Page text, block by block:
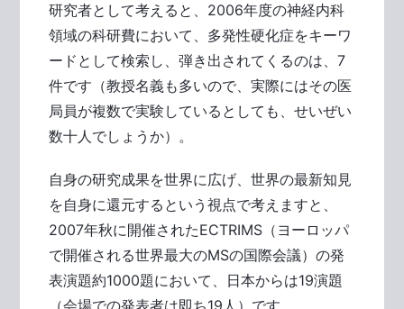
研究者として考えると、2006年度の神経内科
領域の科研費において、多発性硬化症をキーワ
ードとして検索し、弾き出されてくるのは、7
件です（教授名義も多いので、実際にはその医
局員が複数で実験しているとしても、せいぜい
数十人でしょうか）。
自身の研究成果を世界に広げ、世界の最新知見
を自身に還元するという視点で考えますと、
2007年秋に開催されたECTRIMS（ヨーロッパ
で開催される世界最大のMSの国際会議）の発
表演題約1000題において、日本からは19演題
（会場での発表者は即ち19人）です。